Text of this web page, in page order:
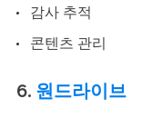
감사 추적
콘텐츠 관리
6. 원드라이브